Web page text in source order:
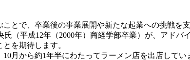
とで、卒業後の事業展開や新たな起業への挑戦を
（平成12年（2000年）商経学部卒業）が、アドバ
を期待します。
月から約1年半にわたってラーメン店を出店してい